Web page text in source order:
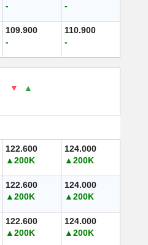
-
-
109.900
-
110.900
-
▼ ▲
122.600
▲200K
124.000
▲200K
122.600
▲200K
124.000
▲200K
122.600
▲200K
124.000
▲200K